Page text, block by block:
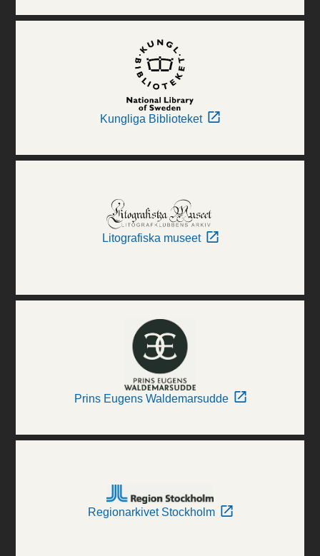
Kungliga Biblioteket
Litografiska museet
Prins Eugens Waldemarsudde
Regionarkivet Stockholm